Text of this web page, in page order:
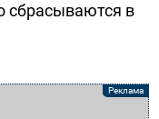
сбрасываются в